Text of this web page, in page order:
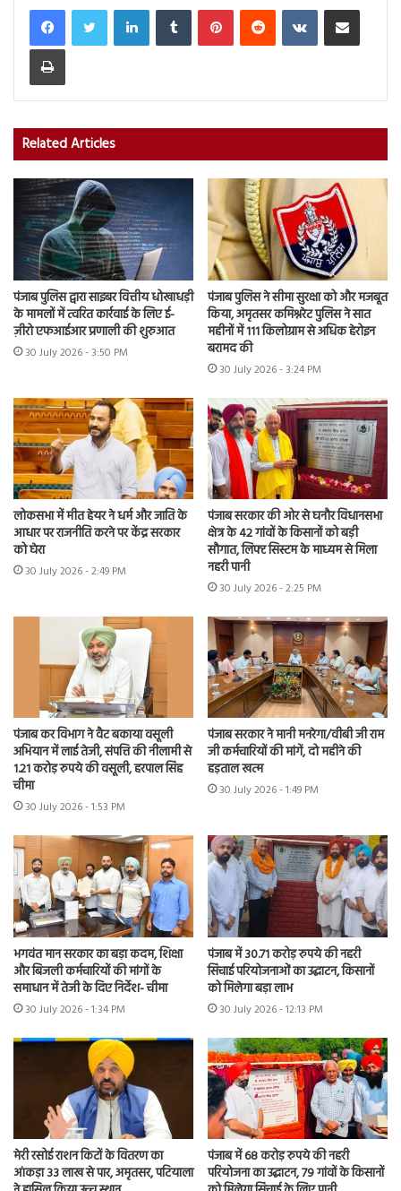
LinkedInTumblr PinterestReddit VKontakteShare via Email
Print
Related Articles
पंजाब पुलिस द्वारा साइबर वित्तीय धोखाधड़ी
के मामलों में त्वरित कार्रवाई के लिए ई-
ज़ीरो एफआईआर प्रणाली की शुरुआत
30 July 2026 - 3:50 PM
पंजाब पुलिस ने सीमा सुरक्षा को और मजबूत
किया, अमृतसर कमिश्नरेट पुलिस ने सात
महीनों में 111 किलोग्राम से अधिक हेरोइन
बरामद की
30 July 2026 - 3:24 PM
लोकसभा में मीत हेयर ने धर्म और जाति के
आधार पर राजनीति करने पर केंद्र सरकार
को घेरा
30 July 2026 - 2:49 PM
पंजाब सरकार की ओर से घनौर विधानसभा
क्षेत्र के 42 गांवों के किसानों को बड़ी
सौगात, लिफ्ट सिस्टम के माध्यम से मिला
नहरी पानी
30 July 2026 - 2:25 PM
पंजाब कर विभाग ने वैट बकाया वसूली
अभियान में लाई तेजी, संपत्ति की नीलामी से
1.21 करोड़ रुपये की वसूली, हरपाल सिंह
चीमा
30 July 2026 - 1:53 PM
पंजाब सरकार ने मानी मनरेगा/वीबी जी राम
जी कर्मचारियों की मांगें, दो महीने की
हड़ताल खत्म
30 July 2026 - 1:49 PM
भगवंत मान सरकार का बड़ा कदम, शिक्षा
और बिजली कर्मचारियों की मांगों के
समाधान में तेजी के दिए निर्देश- चीमा
30 July 2026 - 1:34 PM
पंजाब में 30.71 करोड़ रुपये की नहरी
सिंचाई परियोजनाओं का उद्घाटन, किसानों
को मिलेगा बड़ा लाभ
30 July 2026 - 12:13 PM
मेरी रसोई राशन किटों के वितरण का
आंकड़ा 33 लाख से पार, अमृतसर, पटियाला
पंजाब में 68 करोड़ रुपये की नहरी
परियोजना का उद्घाटन, 79 गांवों के किसानों